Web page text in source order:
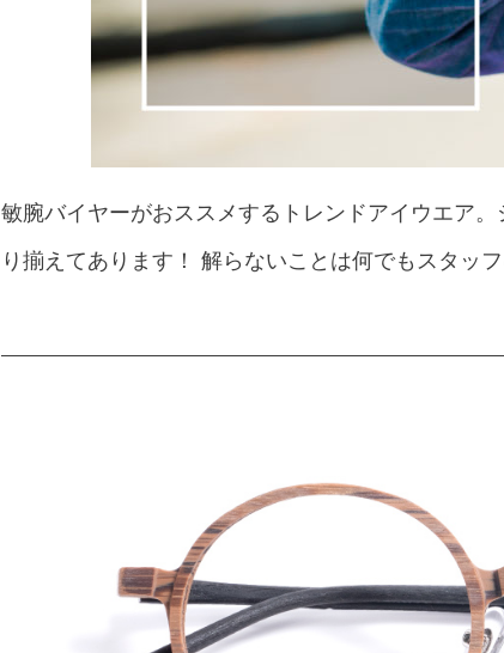
敏腕バイヤーがおススメするトレンドアイウエア
り揃えてあります！ 解らないことは何でもスタッ